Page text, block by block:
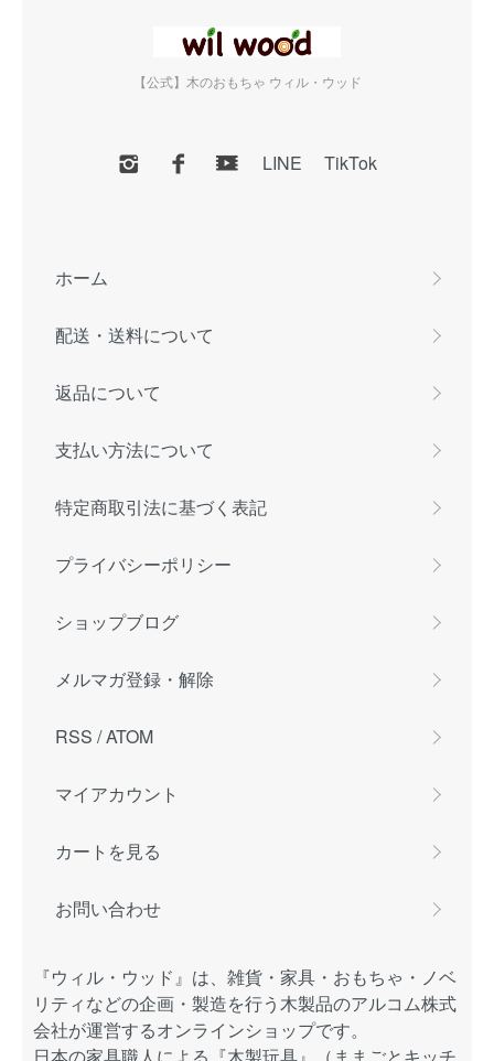
【公式】木のおもちゃ ウィル・ウッド
LINE TikTok
ホーム
配送・送料について
返品について
支払い方法について
特定商取引法に基づく表記
プライバシーポリシー
ショップブログ
メルマガ登録・解除
RSS /ATOM
マイアカウント
カートを見る
お問い合わせ
『ウィル・ウッド』は、雑貨・家具・おもちゃ・ノベ
リティなどの企画・製造を行う木製品のアルコム株式
会社が運営するオンラインショップです。